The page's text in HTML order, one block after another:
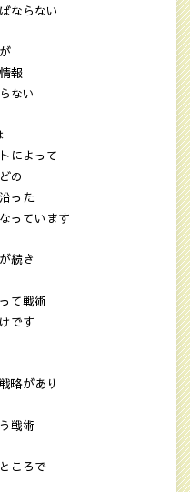
ならない
報
ない
によって
の
った
っています
続き
て戦術
です
略があり
戦術
ころで